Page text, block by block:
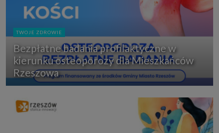
TWOJE ZDROWIE
Bezpłatne badania profilaktyczne w
kierunku osteoporozy dla Mieszkańców
Rzeszowa